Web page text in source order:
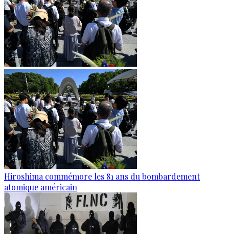
Hiroshima commémore les 81 ans du bombardement
atomique américain